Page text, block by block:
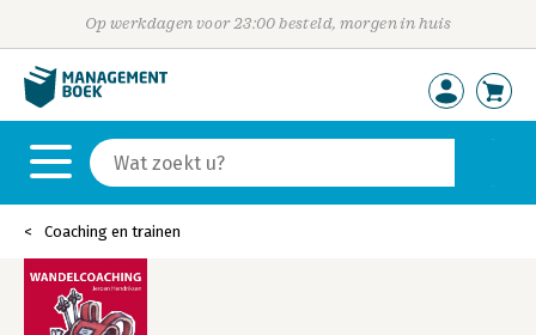
Op werkdagen voor 23:00 besteld, morgen in huis
Coaching en trainen